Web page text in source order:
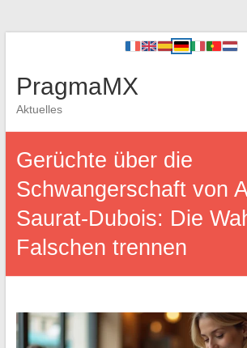
PragmaMX
Aktuelles
Gerüchte über die
Schwangerschaft von
Saurat-Dubois: Die
Falschen trennen